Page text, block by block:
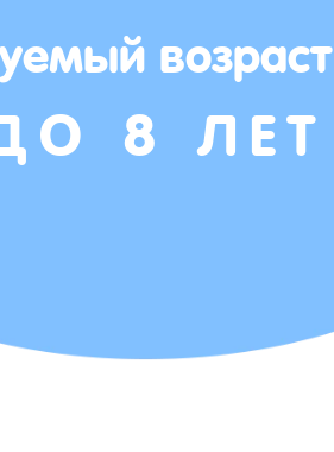
возраст
8 ЛЕТ